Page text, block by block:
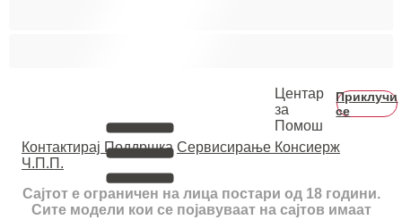
Центар
за
Помош
Приклучи
се
Контактирај Поддршка Сервисирање Консиерж
Ч.П.П.
Сајтот е ограничен на лица постари од 18 години.
Сите модели кои се појавуваат на сајтов имаат